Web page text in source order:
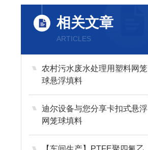
相关文章
ARTICLES
农村污水废水处理用塑料网笼
球悬浮填料
迪尔设备与您分享卡扣式悬浮
网笼球填料